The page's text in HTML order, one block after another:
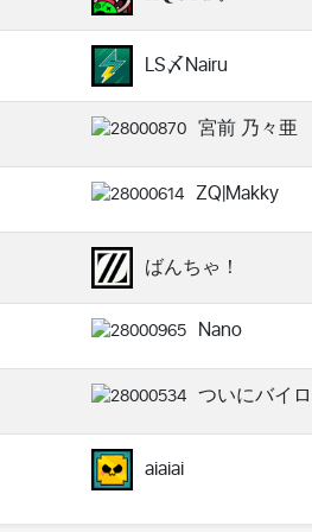
LS〆Nairu
宮前 乃々亜
ZQ|Makky
ばんちゃ！
Nano
ついにバイ
aiaiai